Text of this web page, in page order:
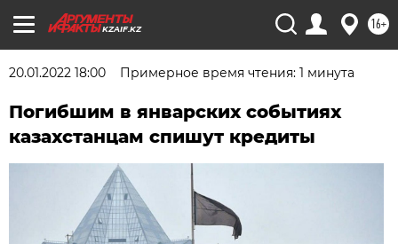
KZAIF.KZ 16+
20.01.2022 18:00 Примерное время чтения: 1 минута
Погибшим в январских событиях
казахстанцам спишут кредиты